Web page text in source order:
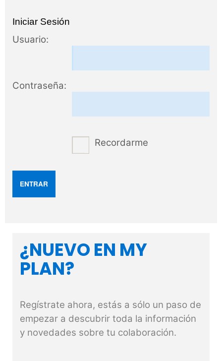
Iniciar Sesión
Usuario:
Contraseña:
Recordarme
¿NUEVO EN MY
PLAN?
Regístrate ahora, estás a sólo un paso de
empezar a descubrir toda la información
y novedades sobre tu colaboración.